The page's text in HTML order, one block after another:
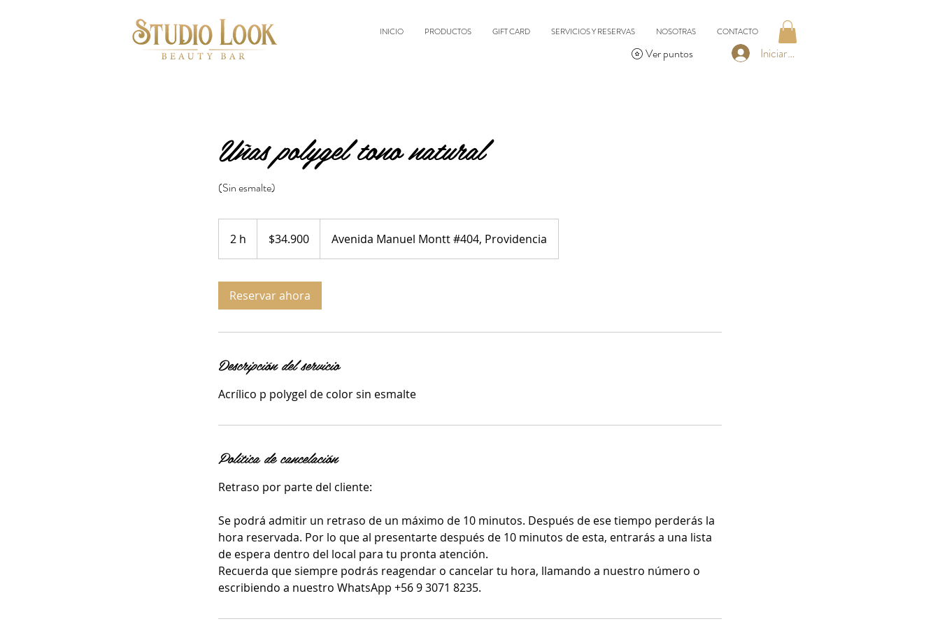
INICIO PRODUCTOS GIFT CARD SERVICIOS Y RESERVAS NOSOTRAS CONTACTO
Iniciar sesión
Ver puntos
Uñas polygel tono natural
(Sin esmalte)
2 h
chilenos
$34.900 Avenida Manuel Montt #404, Providencia
Reservar ahora
Descripción del servicio
Acrílico p polygel de color sin esmalte
Política de cancelación
Retraso por parte del cliente:
Se podrá admitir un retraso de un máximo de 10 minutos. Después de ese tiempo perderás la
hora reservada. Por lo que al presentarte después de 10 minutos de esta, entrarás a una lista
de espera dentro del local para tu pronta atención.
Recuerda que siempre podrás reagendar o cancelar tu hora, llamando a nuestro número o
escribiendo a nuestro WhatsApp +56 9 3071 8235.